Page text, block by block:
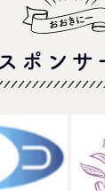
スポンサ